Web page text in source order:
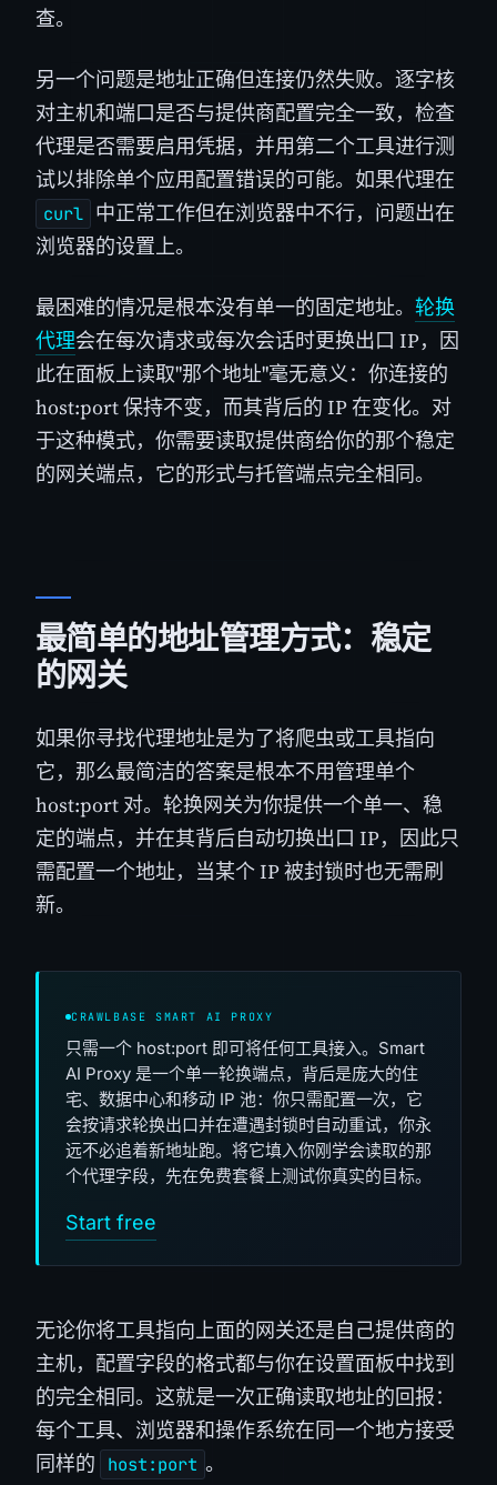
查。
另一个问题是地址正确但连接仍然失败。逐字核
对主机和端口是否与提供商配置完全一致，检查
代理是否需要启用凭据，并用第二个工具进行测
试以排除单个应用配置错误的可能。如果代理在
curl 中正常工作但在浏览器中不行，问题出在
浏览器的设置上。
最困难的情况是根本没有单一的固定地址。 轮换
代理会在每次请求或每次会话时更换出口 IP，因
此在面板上读取"那个地址"毫无意义：你连接的
host:port 保持不变，而其背后的 IP 在变化。对
于这种模式，你需要读取提供商给你的那个稳定
的网关端点，它的形式与托管端点完全相同。
最简单的地址管理方式：稳定
的网关
如果你寻找代理地址是为了将爬虫或工具指向
它，那么最简洁的答案是根本不用管理单个
host:port 对。轮换网关为你提供一个单一、稳
定的端点，并在其背后自动切换出口 IP，因此只
需配置一个地址，当某个 IP 被封锁时也无需刷
新。
CRAWLBASE SMART AI PROXY
只需一个 host:port 即可将任何工具接入。Smart
AI Proxy 是一个单一轮换端点，背后是庞大的住
宅、数据中心和移动 IP 池：你只需配置一次，它
会按请求轮换出口并在遭遇封锁时自动重试，你永
远不必追着新地址跑。将它填入你刚学会读取的那
个代理字段，先在免费套餐上测试你真实的目标。
Start free
无论你将工具指向上面的网关还是自己提供商的
主机，配置字段的格式都与你在设置面板中找到
的完全相同。这就是一次正确读取地址的回报：
每个工具、浏览器和操作系统在同一个地方接受
同样的
host:port 。